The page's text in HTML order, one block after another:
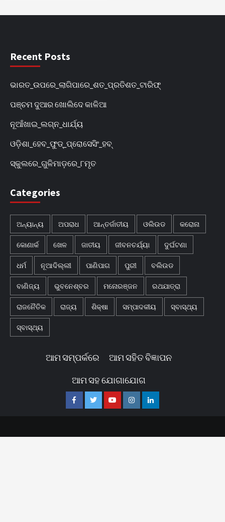
Recent Posts
ଭାରତ_ଉପରେ_ଲାଗିପାରେ_ଶତ_ପ୍ରତିଶତ_ଟାରିଫ୍
ପଞ୍ଚମ ଦୁଆର ଖୋଲିଦେ କାଳିଆ
ନୂଆଁଖାଇ_ଲଗ୍ନ_ଧାର୍ଯ୍ୟ
ଓଡ଼ିଶା_ହେବ_ଫୁଡ୍‌_ପ୍ରୋସେସିଂ_ହବ୍‌
ସ୍କୁଲରେ_ଗୁଳିମାଡ଼ରେ_୮ମୃତ
Categories
ଅନ୍ୟାନ୍ୟ ଅପରାଧ ଆନ୍ତର୍ଜାତୀୟ ଓଲିଉଡ କରୋନା
କୋଣାର୍କ ଖେଳ ଜାତୀୟ ଜୀବନଚର୍ଯ୍ୟା ଦୁର୍ଘଟଣା
ଧର୍ମ ନୂଆଦିଲ୍ଲୀ ପାଣିପାଗ ପୁରୀ ବଲିଉଡ
ବାଣିଜ୍ୟ ଭୁବନେଶ୍ବର ମନୋରଞ୍ଜନ ରଥଯାତ୍ରା
ରାଜନୈତିକ ରାଜ୍ୟ ଶିକ୍ଷା ସମ୍ପାଦକୀୟ ସ୍ବାସ୍ଥ୍ୟ
ସ୍ବାସ୍ଥ୍ୟ
ଆମ ସମ୍ପର୍କରେ ଆମ ସହିତ ବିଜ୍ଞାପନ
ଆମ ସହ ଯୋଗାଯୋଗ
FacebookTwitterYoutubeInstagramLinkedin